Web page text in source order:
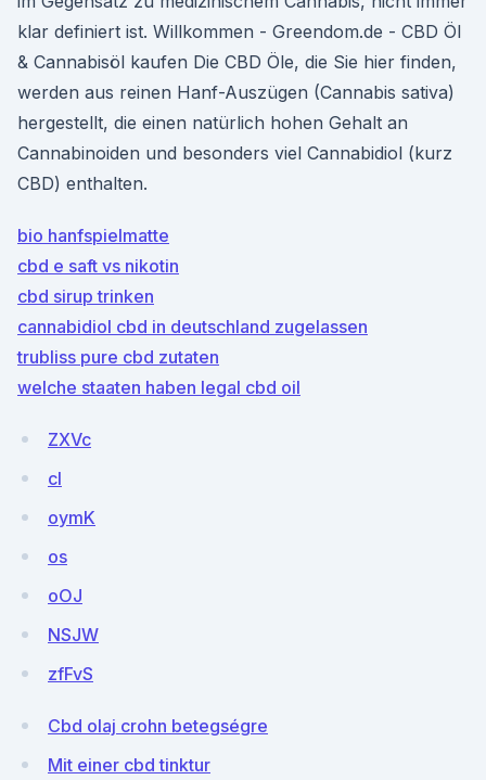
klar definiert ist. Willkommen - Greendom.de - CBD Öl
& Cannabisöl kaufen Die CBD Öle, die Sie hier finden,
werden aus reinen Hanf-Auszügen (Cannabis sativa)
hergestellt, die einen natürlich hohen Gehalt an
Cannabinoiden und besonders viel Cannabidiol (kurz
CBD) enthalten.
bio hanfspielmatte
cbd e saft vs nikotin
cbd sirup trinken
cannabidiol cbd in deutschland zugelassen
trubliss pure cbd zutaten
welche staaten haben legal cbd oil
ZXVc
cI
oymK
os
oOJ
NSJW
zfFvS
Cbd olaj crohn betegségre
Mit einer cbd tinktur